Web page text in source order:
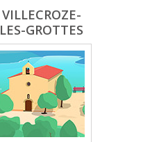
VILLECROZE-
LES-GROTTES